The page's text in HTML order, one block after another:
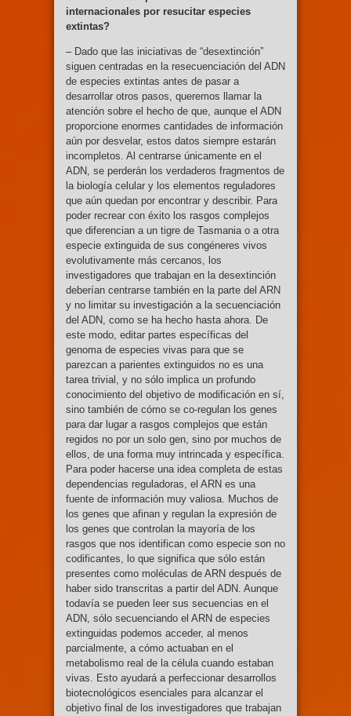
internacionales por resucitar especies
extintas?
– Dado que las iniciativas de “desextinción”
siguen centradas en la resecuenciación del ADN
de especies extintas antes de pasar a
desarrollar otros pasos, queremos llamar la
atención sobre el hecho de que, aunque el ADN
proporcione enormes cantidades de información
aún por desvelar, estos datos siempre estarán
incompletos. Al centrarse únicamente en el
ADN, se perderán los verdaderos fragmentos de
la biología celular y los elementos reguladores
que aún quedan por encontrar y describir. Para
poder recrear con éxito los rasgos complejos
que diferencian a un tigre de Tasmania o a otra
especie extinguida de sus congéneres vivos
evolutivamente más cercanos, los
investigadores que trabajan en la desextinción
deberían centrarse también en la parte del ARN
y no limitar su investigación a la secuenciación
del ADN, como se ha hecho hasta ahora. De
este modo, editar partes específicas del
genoma de especies vivas para que se
parezcan a parientes extinguidos no es una
tarea trivial, y no sólo implica un profundo
conocimiento del objetivo de modificación en sí,
sino también de cómo se co-regulan los genes
para dar lugar a rasgos complejos que están
regidos no por un solo gen, sino por muchos de
ellos, de una forma muy intrincada y específica.
Para poder hacerse una idea completa de estas
dependencias reguladoras, el ARN es una
fuente de información muy valiosa. Muchos de
los genes que afinan y regulan la expresión de
los genes que controlan la mayoría de los
rasgos que nos identifican como especie son no
codificantes, lo que significa que sólo están
presentes como moléculas de ARN después de
haber sido transcritas a partir del ADN. Aunque
todavía se pueden leer sus secuencias en el
ADN, sólo secuenciando el ARN de especies
extinguidas podemos acceder, al menos
parcialmente, a cómo actuaban en el
metabolismo real de la célula cuando estaban
vivas. Esto ayudará a perfeccionar desarrollos
biotecnológicos esenciales para alcanzar el
objetivo final de los investigadores que trabajan